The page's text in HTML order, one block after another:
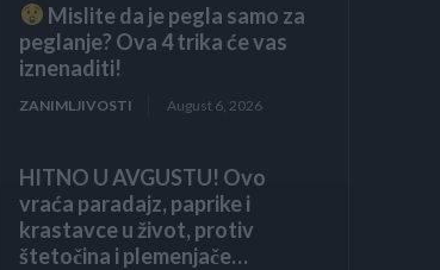
Mislite da je pegla samo za
peglanje? Ova 4 trika će vas
iznenaditi!
ZANIMLJIVOSTI August 6, 2026
HITNO U AVGUSTU! Ovo
vraća paradajz, paprike i
krastavce u život, protiv
štetočina i plemenjače…